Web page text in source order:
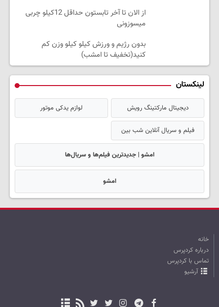
از الان تا آخر تابستون حداقل 12کیلو چربی
میسوزونی
بدون رژیم و ورزش کیلو کیلو وزن کم
کنید(تخفیف تا امشب)
لینکستان
دیجیتال مارکتینگ رویش لوازم یدکی موتور
فیلم و سریال آنلاین شب بین
امشو | جدیدترین فیلم‌ها و سریال‌ها
امشو
خانه
درباره کردپرس
تماس با کردپرس
آرشیو